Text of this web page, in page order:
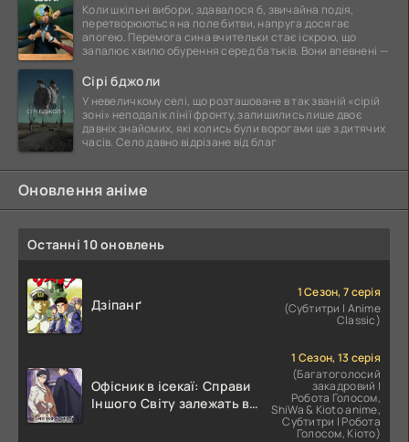
Коли шкільні вибори, здавалося б, звичайна подія,
перетворюються на поле битви, напруга досягає
апогею. Перемога сина вчительки стає іскрою, що
запалює хвилю обурення серед батьків. Вони впевнені —
Сірі бджоли
У невеличкому селі, що розташоване в так званій «сірій
зоні» неподалік лінії фронту, залишились лише двоє
давніх знайомих, які колись були ворогами ще з дитячих
часів. Село давно відрізане від благ
Оновлення аніме
Останні 10 оновлень
Дзіпанґ
1 Сезон, 7 серія
(Субтитри | Anime
Classic)
Офісник в ісекаї: Справи
Іншого Світу залежать від
1 Сезон, 13 серія
(Багатоголосий
закадровий |
Робота Голосом,
ShiWa & Kioto anime,
Субтитри | Робота
Голосом, Кіото)